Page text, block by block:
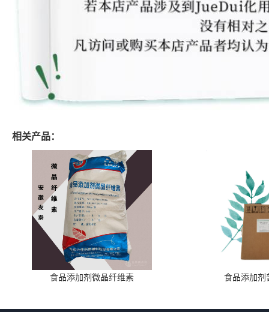
相关产品：
食品添加剂微晶纤维素 食品添加剂